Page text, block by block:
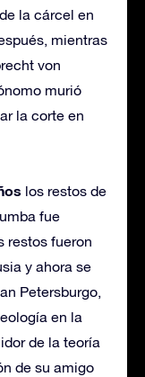
la cárcel en
mientras
von
murió
la corte en
los restos de
fue
restos fueron
y ahora se
Petersburgo,
en la
de la teoría
de su amigo